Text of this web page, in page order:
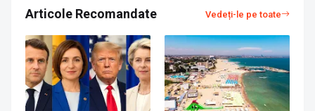
Articole Recomandate Vedeți-le pe toate